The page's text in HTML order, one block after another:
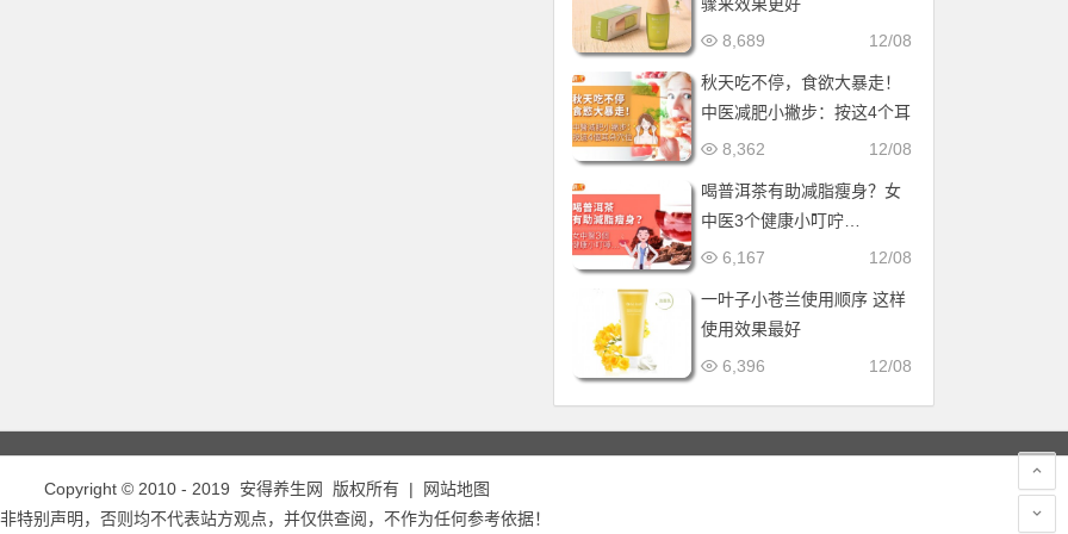
12/08
8,689
秋天吃不停，食欲大暴走！
中医减肥小撇步：按这4个耳
朵穴位
12/08
8,362
喝普洱茶有助减脂瘦身？女
中医3个健康小叮咛…
12/08
6,167
一叶子小苍兰使用顺序 这样
使用效果最好
12/08
6,396
Copyright © 2010 - 2019 安得养生网 版权所有 |
网站地图
特别声明，否则均不代表站方观点，并仅供查阅，不作为任何参考依据！